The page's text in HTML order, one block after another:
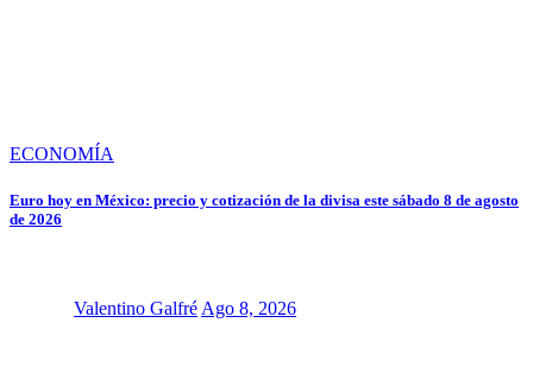
ECONOMÍA
Euro hoy en México: precio y cotización de la divisa este sábado 8 de agosto
de 2026
Valentino Galfré Ago 8, 2026